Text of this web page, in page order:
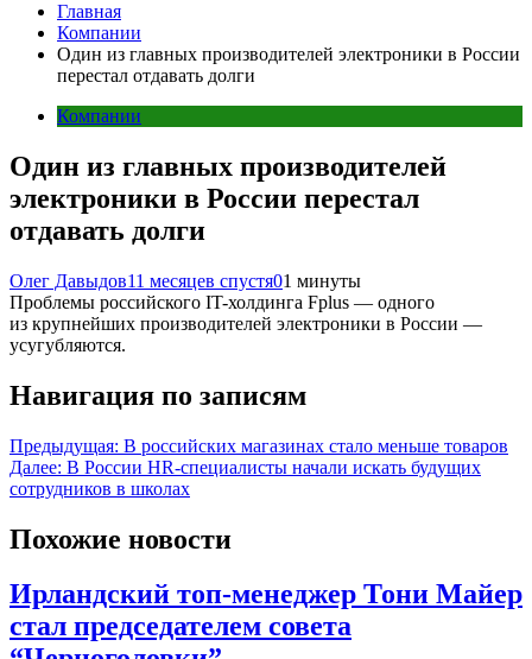
Главная
Компании
Один из главных производителей электроники в России
перестал отдавать долги
Компании
Один из главных производителей
электроники в России перестал
отдавать долги
Олег Давыдов11 месяцев спустя01 минуты
Проблемы российского IT-холдинга Fplus — одного
из крупнейших производителей электроники в России —
усугубляются.
Навигация по записям
Предыдущая: В российских магазинах стало меньше товаров
Далее: В России HR-специалисты начали искать будущих
сотрудников в школах
Похожие новости
Ирландский топ-менеджер Тони Майер
стал председателем совета